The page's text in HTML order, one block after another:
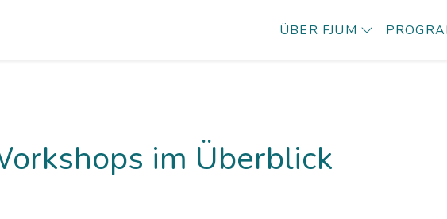
ÜBER FJUM
im Überblick